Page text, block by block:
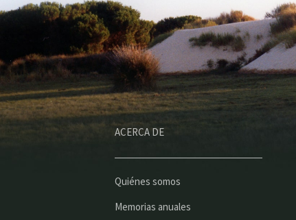
ACERCA DE
Quiénes somos
Memorias anuales